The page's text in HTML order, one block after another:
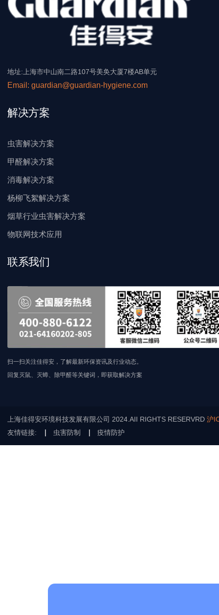
地址:上海市中山南二路107号美奂大厦7楼AB单元
Email: guardian@guardian-hygiene.com
解决方案
虫害解决方案
甲醛解决方案
消毒解决方案
杨柳飞絮解决方案
烟草行业虫害解决方案
物联网技术应用
联系我们
扫一扫关注佳得安，了解最新环保资讯及行业动态。
回复灭鼠、灭蟑、除甲醛等关键词，即获取解决方案
上海佳得安环境科技发展有限公司 2024.AII RIGHTS RESERVRD 沪
友情链接:
虫害防制 疫情防护